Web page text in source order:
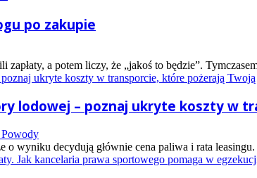
po zakupie
a potem liczy, że „jakoś to będzie”.
lodowej – poznaj ukryte koszty w
o wyniku decydują głównie cena paliwa i rata